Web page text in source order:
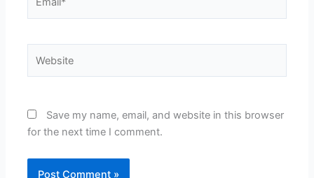
Save my name, email, and website in this browser
for the next time I comment.